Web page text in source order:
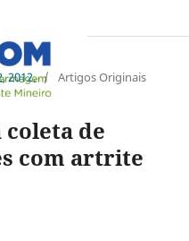
2012. / Artigos Originais
de
com artrite